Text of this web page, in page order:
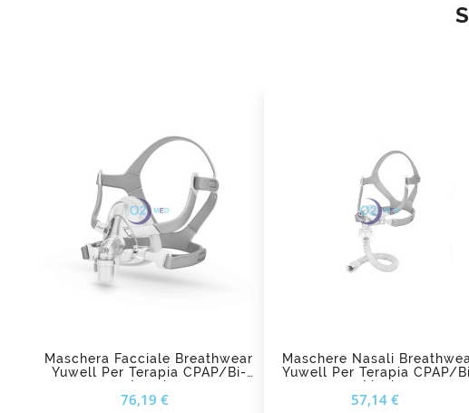
Maschera Facciale Breathwear
Yuwell Per Terapia CPAP/Bi-
Level
76,19 €
Maschere Nasali
Yuwell Per Terapia CPAP/
Livel
57,14 €